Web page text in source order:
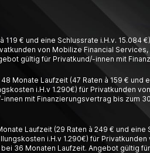
€ und eine Schlussrate i.H.v. 15.084
von Mobilize Financial
gültig für Privatkund/-innen mit
Monate Laufzeit (47 Raten à 159 € und
i.H.v 1.290€) für Privatkunden
mit Finanzierungsvertrag bis zum
Laufzeit (29 Raten à 249 € und eine
i.H.v 1.290€) für
36 Monaten Laufzeit. Angebot gültig